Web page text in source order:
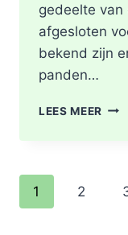
gedeelte
afgesloten
bekend zijn
panden…
LEES MEER
1 2